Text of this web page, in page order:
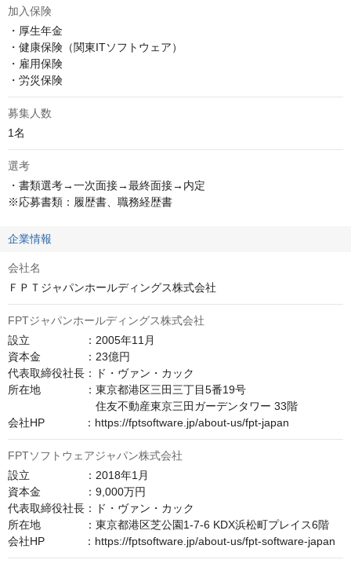
加入保険
・厚生年金
・健康保険（関東ITソフトウェア）
・雇用保険
・労災保険
募集人数
1名
選考
・書類選考→一次面接→最終面接→内定
※応募書類：履歴書、職務経歴書
企業情報
会社名
ＦＰＴジャパンホールディングス株式会社
FPTジャパンホールディングス株式会社
設立　　　　　：2005年11月
資本金　　　　：23億円
代表取締役社長：ド・ヴァン・カック
所在地　　　　：東京都港区三田三丁目5番19号
住友不動産東京三田ガーデンタワー 33階
会社HP　　　  ：https://fptsoftware.jp/about-us/fpt-japan
FPTソフトウェアジャパン株式会社
設立　　　　　：2018年1月
資本金　　　　：9,000万円
代表取締役社長：ド・ヴァン・カック
所在地　　　　：東京都港区芝公園1-7-6 KDX浜松町プレイス6階
会社HP　　　  ：https://fptsoftware.jp/about-us/fpt-software-japan